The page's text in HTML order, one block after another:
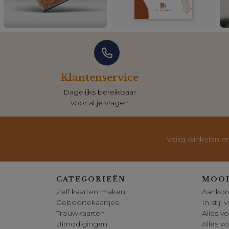
Klantenservice
Dagelijks bereikbaar
voor al je vragen
Veilig winkelen
CATEGORIEËN
Zelf kaarten maken
Geboortekaartjes
Trouwkaarten
Uitnodigingen
In stijl
Alles
Alles